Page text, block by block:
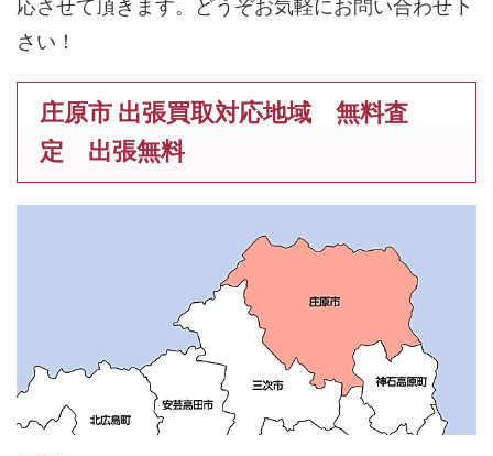
応させて頂きます。どうぞお気軽にお問い合わせ下
さい！
庄原市 出張買取対応地域 無料査
定 出張無料